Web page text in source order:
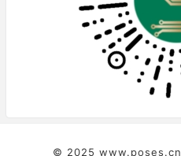
© 2025 www.poses.cn